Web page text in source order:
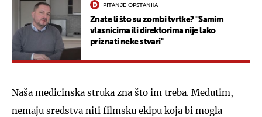
PITANJE OPSTANKA
Znate li što su zombi tvrtke? ''Samim
vlasnicima ili direktorima nije lako
priznati neke stvari''
Naša medicinska struka zna što im treba. Međutim,
nemaju sredstva niti filmsku ekipu koja bi mogla